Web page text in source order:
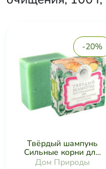
-20%
Твёрдый шампунь
Сильные корни дл...
Дом Природы